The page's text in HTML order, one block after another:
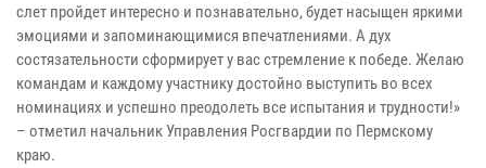
слет пройдет интересно и познавательно, будет насыщен яркими
эмоциями и запоминающимися впечатлениями. А дух
состязательности сформирует у вас стремление к победе. Желаю
командам и каждому участнику достойно выступить во всех
номинациях и успешно преодолеть все испытания и трудности!»
– отметил начальник Управления Росгвардии по Пермскому
краю.